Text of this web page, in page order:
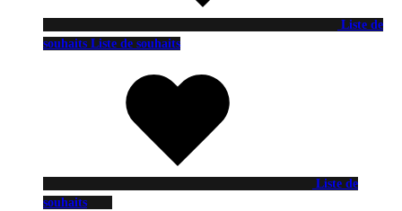
Liste de
souhaits Liste de souhaits
Liste de
souhaits